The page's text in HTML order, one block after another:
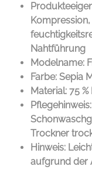
Nahtführung
Modelname:
Farbe: Sepia
Material: 75
Trockner
Hinweis:
aufgrund der